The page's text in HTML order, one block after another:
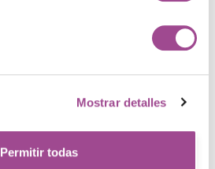
Mostrar detalles
Permitir todas